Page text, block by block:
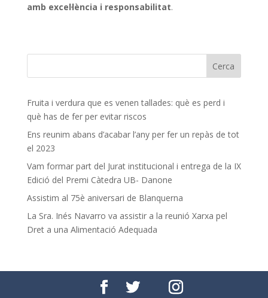
amb excel·lència i responsabilitat.
Fruita i verdura que es venen tallades: què es perd i
què has de fer per evitar riscos
Ens reunim abans d’acabar l’any per fer un repàs de tot
el 2023
Vam formar part del Jurat institucional i entrega de la IX
Edició del Premi Càtedra UB- Danone
Assistim al 75è aniversari de Blanquerna
La Sra. Inés Navarro va assistir a la reunió Xarxa pel
Dret a una Alimentació Adequada